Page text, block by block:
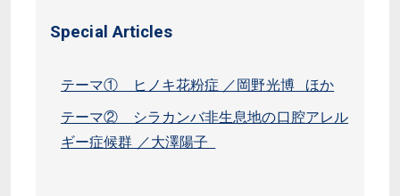
Special Articles
テーマ① ヒノキ花粉症 ／岡野光博 ほか
テーマ② シラカンバ非生息地の口腔アレル
ギー症候群 ／大澤陽子